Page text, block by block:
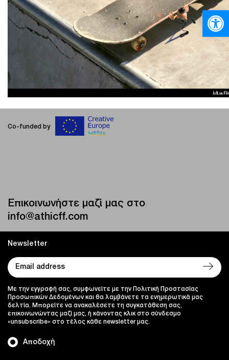
Co-funded by
Επικοινωνήστε μαζί μας στο
info@athicff.com
Newsletter
Αποδοχή
Με την εγγραφή σας, συμφωνείτε με την Πολιτική Προστασίας
Προσωπικών Δεδομένων και θα λαμβάνετε τα ενημερωτικά μας
δελτία. Μπορείτε να ανακαλέσετε τη συγκατάθεση σας,
επικοινωνώντας μαζί μας, ή κάνοντας κλικ στο σύνδεσμο
«unsubscribe» στο τέλος κάθε newsletter μας.